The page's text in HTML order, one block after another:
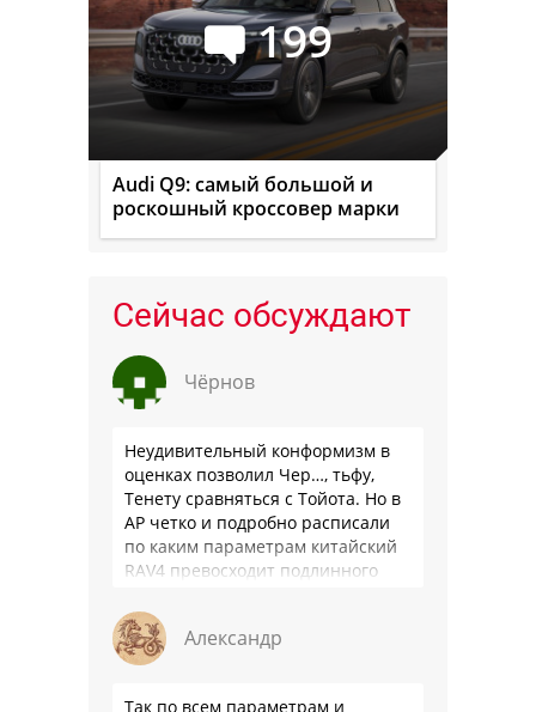
199
Audi Q9: самый большой и
роскошный кроссовер марки
Сейчас обсуждают
Чёрнов
Неудивительный конформизм в
оценках позволил Чер…, тьфу,
Тенету сравняться с Тойота. Но в
АР четко и подробно расписали
по каким параметрам китайский
RAV4 превосходит подлинного
подвеска едет ровно и приятно …
Александр
Так по всем параметрам и